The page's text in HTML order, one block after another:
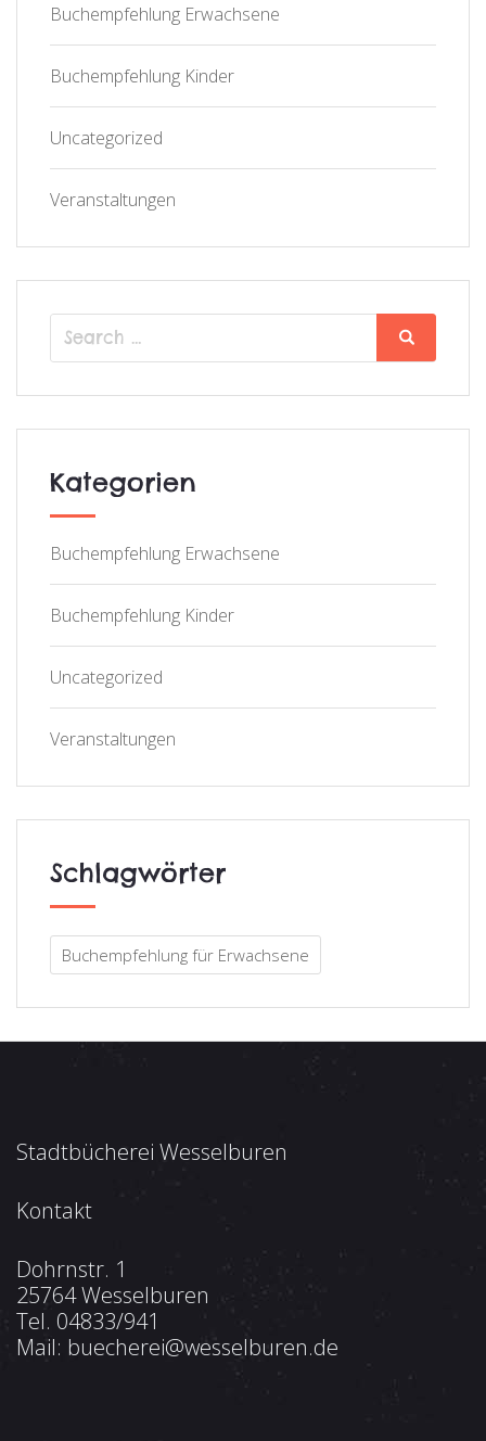
Buchempfehlung Erwachsene
Buchempfehlung Kinder
Uncategorized
Veranstaltungen
Kategorien
Buchempfehlung Erwachsene
Buchempfehlung Kinder
Uncategorized
Veranstaltungen
Schlagwörter
Buchempfehlung für Erwachsene
Stadtbücherei Wesselburen
Kontakt
Dohrnstr. 1
25764 Wesselburen
Tel. 04833/941
Mail: buecherei@wesselburen.de